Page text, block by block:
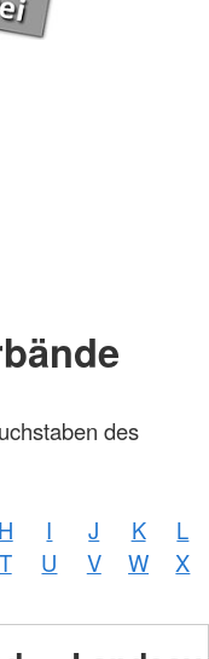
des
H I J K
L
T U V W
X